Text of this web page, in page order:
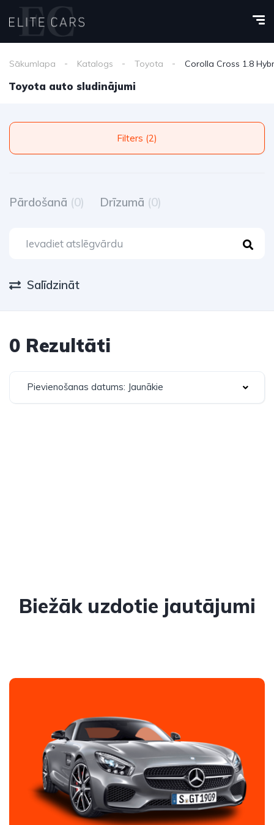
Sākumlapa Katalogs Toyota Corolla Cross 1.8
Toyota auto sludinājumi
Filters (2)
Pārdošanā (0) Drīzumā (0)
Salīdzināt
0 Rezultāti
Pievienošanas datums: Jaunākie
Biežāk uzdotie jautājumi